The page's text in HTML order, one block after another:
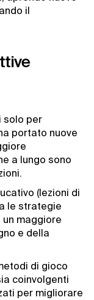
il
solo per
portato nuove
a lungo sono
(lezioni di
le strategie
maggiore
e della
di gioco
coinvolgenti
per migliorare